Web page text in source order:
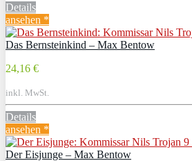
Details
ansehen *
Das Bernsteinkind – Max Bentow
24,16 €
inkl. MwSt.
Details
ansehen *
Der Eisjunge – Max Bentow